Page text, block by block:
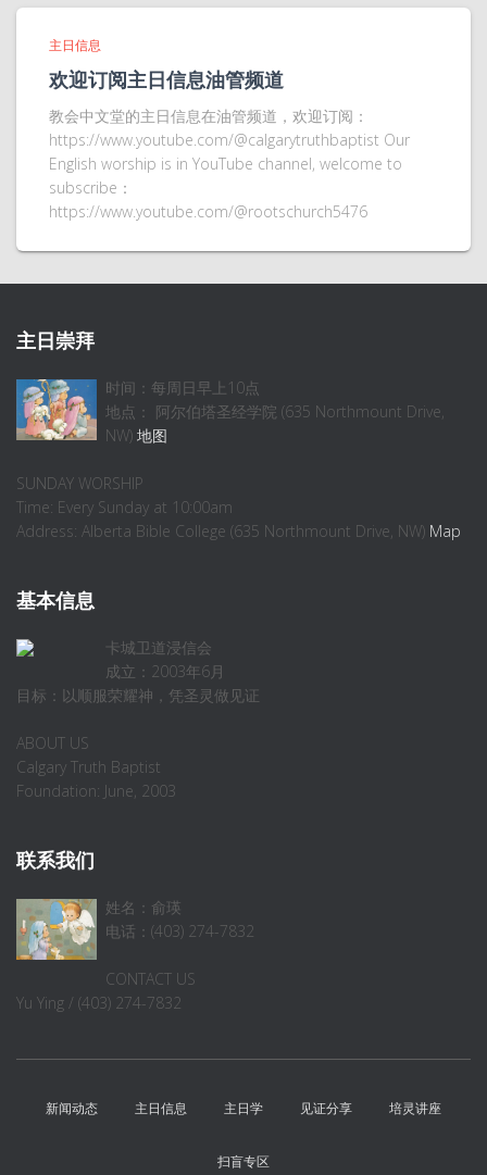
主日信息
欢迎订阅主日信息油管频道
教会中文堂的主日信息在油管频道，欢迎订阅：
https://www.youtube.com/@calgarytruthbaptist Our
English worship is in YouTube channel, welcome to
subscribe：
https://www.youtube.com/@rootschurch5476
主日崇拜
时间：每周日早上10点
地点： 阿尔伯塔圣经学院 (635 Northmount Drive,
NW) 地图
SUNDAY WORSHIP
Time: Every Sunday at 10:00am
Address: Alberta Bible College (635 Northmount Drive, NW) Map
基本信息
卡城卫道浸信会
成立：2003年6月
目标：以顺服荣耀神，凭圣灵做见证
ABOUT US
Calgary Truth Baptist
Foundation: June, 2003
联系我们
姓名：俞瑛
电话：(403) 274-7832
CONTACT US
Yu Ying / (403) 274-7832
新闻动态 主日信息 主日学 见证分享 培灵讲座
扫盲专区